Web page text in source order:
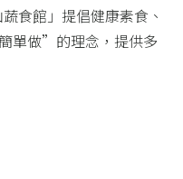
食館」提倡健康素食、
單做”的理念，提供多